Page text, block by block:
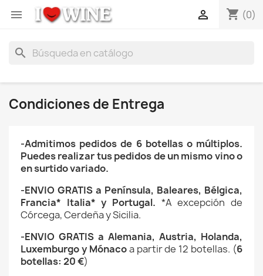
 shopping_cart (0)

search
Condiciones de Entrega
-Admitimos pedidos de 6 botellas o múltiplos.
Puedes realizar tus pedidos de un mismo vino o
en surtido variado.
-ENVIO GRATIS a Península, Baleares, Bélgica,
Francia* Italia* y Portugal. *A excepción de
Córcega, Cerdeña y Sicilia.
-ENVIO GRATIS a Alemania, Austria, Holanda,
Luxemburgo y Mónacoa partir de 12 botellas. (6
botellas: 20 €)